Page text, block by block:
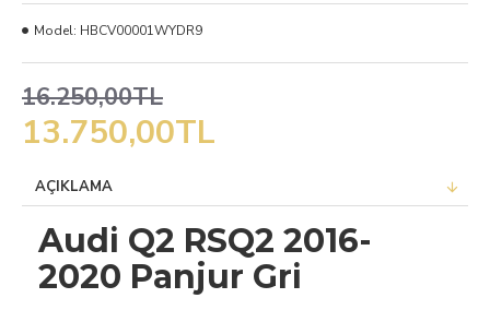
13.750,00TL
16.250,00TL
Model: HBCV00001WYDR9
AÇIKLAMA
Audi Q2 RSQ2 2016-
2020 Panjur Gri